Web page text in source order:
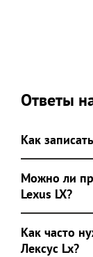
Ответы
Как
Можно ли
Lexus LX?
Как часто
Лексус Lx?